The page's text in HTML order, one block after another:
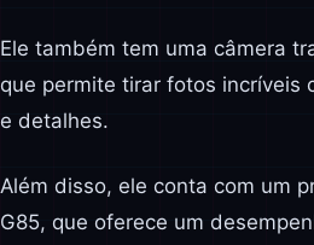
Ele também tem uma câmera
que permite tirar fotos incríveis
e detalhes.
Além disso, ele conta com um
G85, que oferece um